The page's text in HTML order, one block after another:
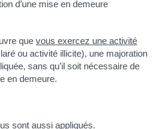
d’une mise en demeure
quevous exercez une activité
ou activité illicite), une majoration
sans qu’il soit nécessaire de
en demeure.
sont aussi appliqués.